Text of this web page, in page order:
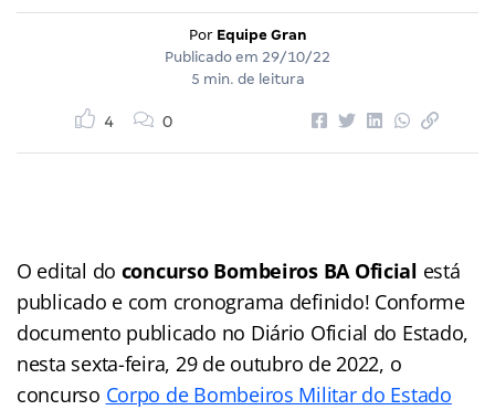
Por Equipe Gran
Publicado em 29/10/22
5 min. de leitura
4 0
O edital do concurso Bombeiros BA Oficial está
publicado e com cronograma definido! Conforme
documento publicado no Diário Oficial do Estado,
nesta sexta-feira, 29 de outubro de 2022, o
concurso Corpo de Bombeiros Militar do Estado